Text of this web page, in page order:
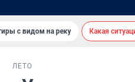
с видом на реку Какая
ЛЕТО